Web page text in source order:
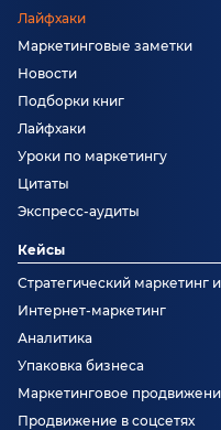
Лайфхаки
Маркетинговые заметки
Новости
Подборки книг
Лайфхаки
Уроки по маркетингу
Цитаты
Экспресс-аудиты
Кейсы
Стратегический маркетинг
Интернет-маркетинг
Аналитика
Упаковка бизнеса
Маркетинговое
Продвижение в соцсетях